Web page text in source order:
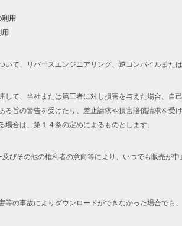
用
て、リバースエンジニアリング、逆コンパイルまた
て、当社または第三者に対し損害を与えた場合、自
旨の警告を受けたり、差止請求や損害賠償請求を受
合は、第１４条の定めによるものとします。
その他の権利者の意向等により、いつでも販売が中
の事故によりダウンロードができなかった場合でも